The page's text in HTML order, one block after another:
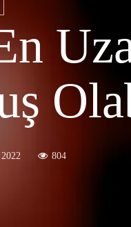
804